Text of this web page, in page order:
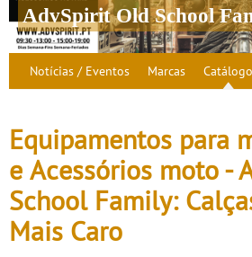
AdvSpirit Old School
Notícias / Eventos Marcas Catálogo
Equipamentos para
e Acessórios moto -
School Family:
Mais Caro